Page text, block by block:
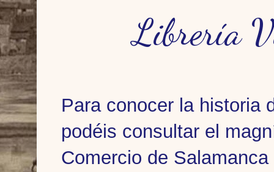
Librería
Para conocer la historia
podéis consultar el
Comercio de